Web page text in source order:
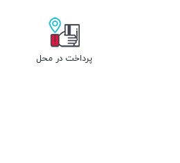
پرداخت در محل